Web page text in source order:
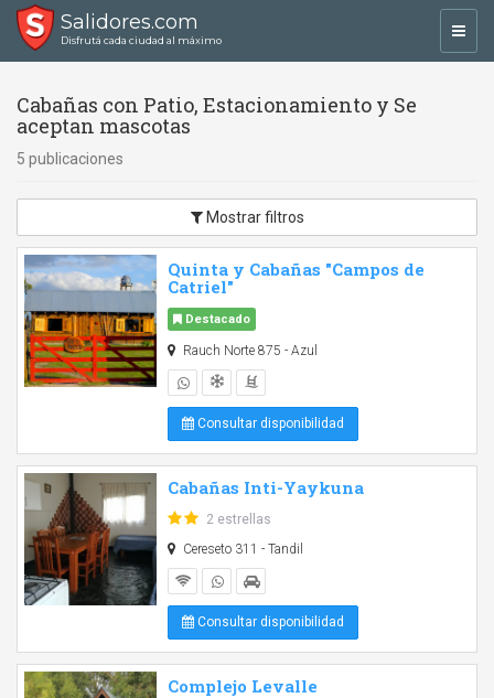
Salidores.com
Disfrutá cada ciudad al máximo
Cabañas con Patio, Estacionamiento y Se
aceptan mascotas
5 publicaciones
Mostrar filtros
Quinta y Cabañas "Campos de
Catriel"
Destacado
Rauch Norte 875 - Azul
Consultar disponibilidad
Cabañas Inti-Yaykuna
2 estrellas
Cereseto 311 - Tandil
Consultar disponibilidad
Complejo Levalle